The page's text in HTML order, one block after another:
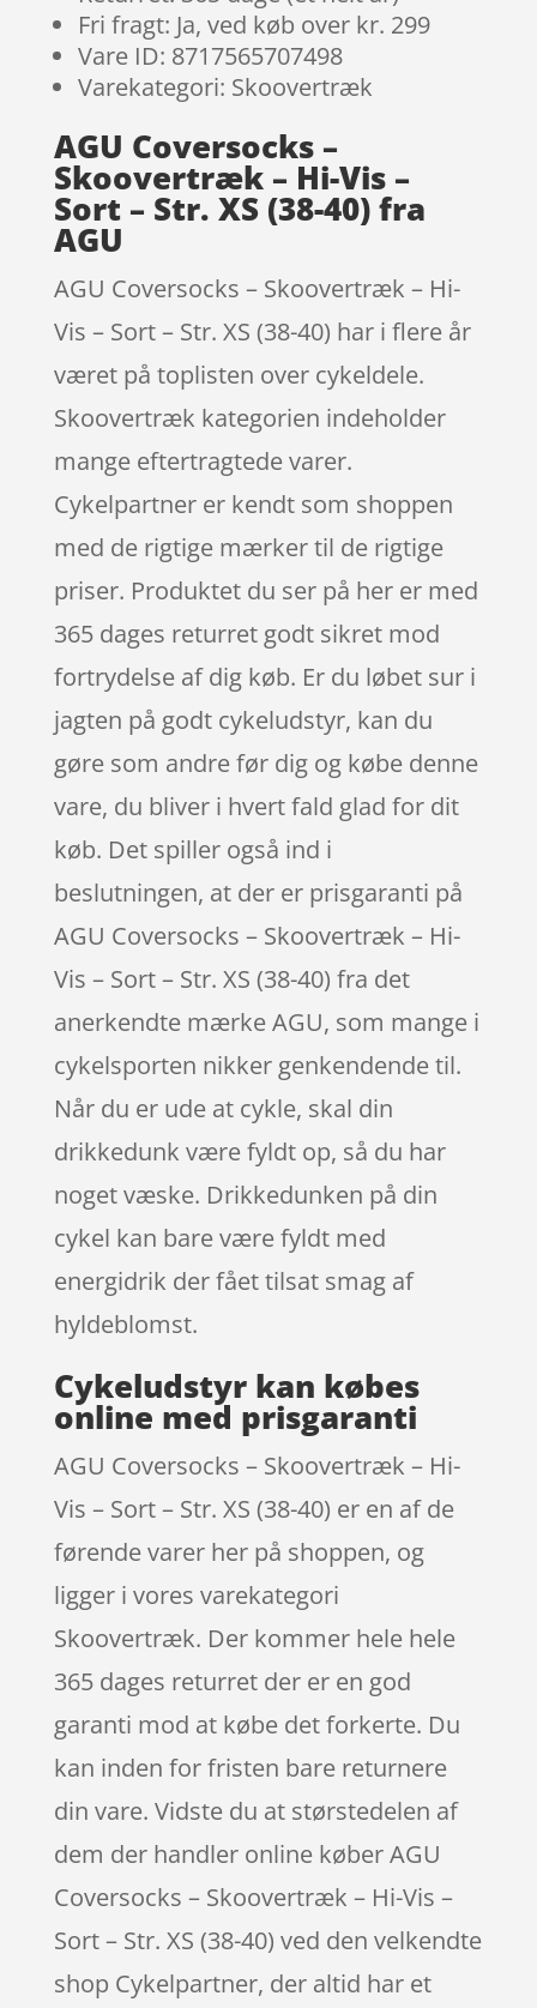
Fri fragt: Ja, ved køb over kr. 299
Vare ID: 8717565707498
Varekategori: Skoovertræk
AGU Coversocks –
Skoovertræk – Hi-Vis –
Sort – Str. XS (38-40) fra
AGU
AGU Coversocks – Skoovertræk – Hi-
Vis – Sort – Str. XS (38-40) har i flere år
været på toplisten over cykeldele.
Skoovertræk kategorien indeholder
mange eftertragtede varer.
Cykelpartner er kendt som shoppen
med de rigtige mærker til de rigtige
priser. Produktet du ser på her er med
365 dages returret godt sikret mod
fortrydelse af dig køb. Er du løbet sur i
jagten på godt cykeludstyr, kan du
gøre som andre før dig og købe denne
vare, du bliver i hvert fald glad for dit
køb. Det spiller også ind i
beslutningen, at der er prisgaranti på
AGU Coversocks – Skoovertræk – Hi-
Vis – Sort – Str. XS (38-40) fra det
anerkendte mærke AGU, som mange i
cykelsporten nikker genkendende til.
Når du er ude at cykle, skal din
drikkedunk være fyldt op, så du har
noget væske. Drikkedunken på din
cykel kan bare være fyldt med
energidrik der fået tilsat smag af
hyldeblomst.
Cykeludstyr kan købes
online med prisgaranti
AGU Coversocks – Skoovertræk – Hi-
Vis – Sort – Str. XS (38-40) er en af de
førende varer her på shoppen, og
ligger i vores varekategori
Skoovertræk. Der kommer hele hele
365 dages returret der er en god
garanti mod at købe det forkerte. Du
kan inden for fristen bare returnere
din vare. Vidste du at størstedelen af
dem der handler online køber AGU
Coversocks – Skoovertræk – Hi-Vis –
Sort – Str. XS (38-40) ved den velkendte
shop Cykelpartner, der altid har et